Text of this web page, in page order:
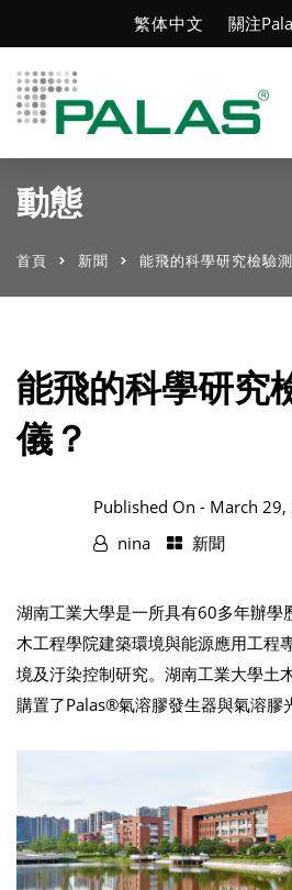
繁体中文 關注
動態
首頁 新聞 能飛的科學研究檢驗
能飛的科學研究
儀？
Published On - March 29,
nina
新聞
湖南工業大學是一所具有60多年辦學
木工程學院建築環境與能源應用工程
境及汙染控制研究。湖南工業大學土
購置了Palas®氣溶膠發生器與氣溶膠